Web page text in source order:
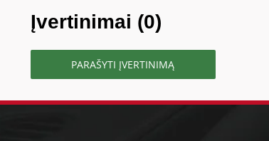
Įvertinimai (0)
PARAŠYTI ĮVERTINIMĄ